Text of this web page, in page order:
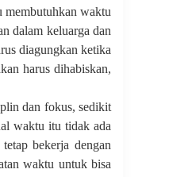
membutuhkan waktu
dalam keluarga dan
diagungkan ketika
harus dihabiskan,
dan fokus, sedikit
waktu itu tidak ada
bekerja dengan
waktu untuk bisa